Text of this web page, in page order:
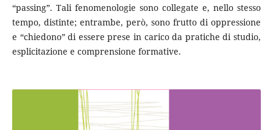
“passing”. Tali fenomenologie sono collegate e, nello stesso
tempo, distinte; entrambe, però, sono frutto di oppressione
e “chiedono” di essere prese in carico da pratiche di studio,
esplicitazione e comprensione formative.